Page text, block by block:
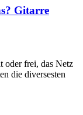
Gitarre
oder frei, das Netz
die diversesten